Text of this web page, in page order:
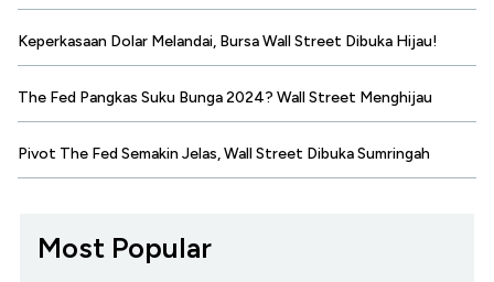
Keperkasaan Dolar Melandai, Bursa Wall Street Dibuka Hijau!
The Fed Pangkas Suku Bunga 2024? Wall Street Menghijau
Pivot The Fed Semakin Jelas, Wall Street Dibuka Sumringah
Most Popular